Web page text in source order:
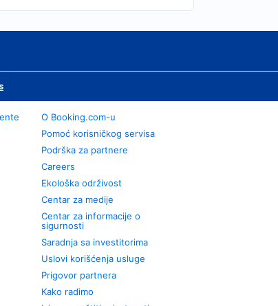
О Booking.com-u
Pomoć korisničkog servisa
Podrška za partnere
Careers
Ekološka održivost
Centar za medije
Centar za informacije o
sigurnosti
Saradnja sa investitorima
Uslovi korišćenja usluge
Prigovor partnera
Kako radimo